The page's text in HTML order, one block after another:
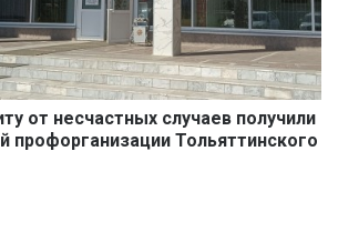
от несчастных случаев получили
профорганизации Тольяттинского